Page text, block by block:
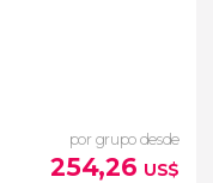
la Reserva de
por grupo desde
254,26 US$